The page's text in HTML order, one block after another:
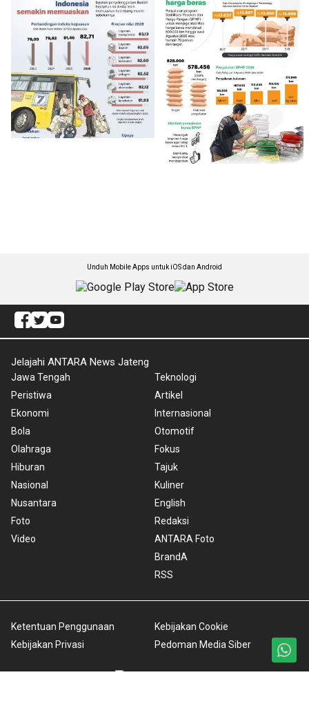
Unduh Mobile Apps untuk iOS dan Android
Jelajahi ANTARA News Jateng
Jawa Tengah
Peristiwa
Ekonomi
Bola
Olahraga
Hiburan
Nasional
Nusantara
Foto
Video
Teknologi
Artikel
Internasional
Otomotif
Fokus
Tajuk
Kuliner
English
Redaksi
ANTARA Foto
BrandA
RSS
Ketentuan Penggunaan
Kebijakan Privasi
Kebijakan Cookie
Pedoman Media Siber